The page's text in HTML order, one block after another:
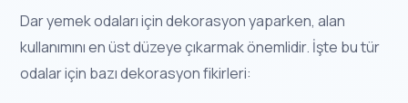
Dar yemek odaları için dekorasyon yaparken, alan
kullanımını en üst düzeye çıkarmak önemlidir. İşte bu tür
odalar için bazı dekorasyon fikirleri: